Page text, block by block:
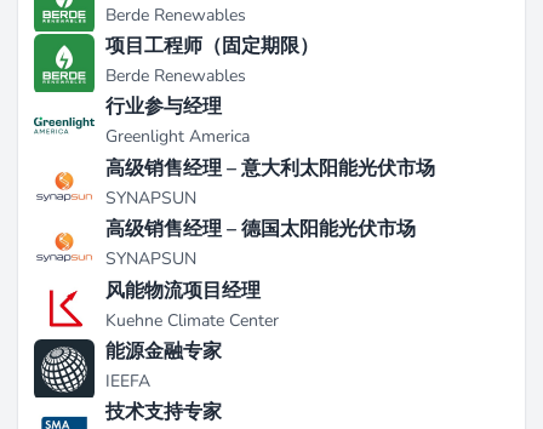
项目与成就
TTA的亮点项目包括位于佛得角圣安唐的Monte Trigo光
伏混合微电网，该项目于2012年左右启动，为60个家
庭提供能源，采用每日能源分配方案（来源：
circutor.com）。公司在加纳、乍得、佛得角、厄瓜多
尔、巴勒斯坦和摩洛哥执行了EPC迷你电网，过去十年
在全球完成了超过150个项目，包括在瓦努阿图的
BRANTV和RESSET太阳能系统（来源：aler-
energia.org）。当前项目包括对乍得迷你电网的技术和
社会支持、在佛得角的公私合营环境协助，以及对马达
加斯加健康能源市场的评估（来源：
energytransitionpartnership.org
近期发展
Berde Renewables
项目工程师（固定期限）
Berde Renewables
行业参与经理
Greenlight America
高级销售经理 – 意大利太阳能光伏市场
SYNAPSUN
高级销售经理 – 德国太阳能光伏市场
SYNAPSUN
风能物流项目经理
Kuehne Climate Center
能源金融专家
IEEFA
技术支持专家